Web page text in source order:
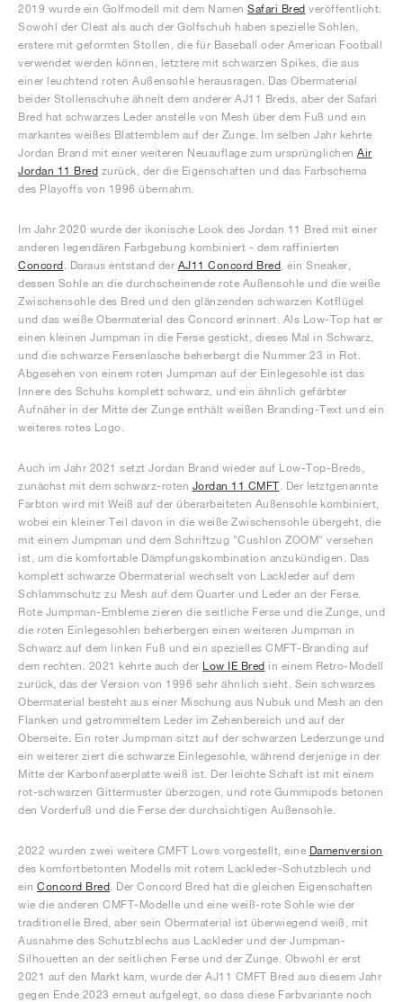
2019 wurde ein Golfmodell mit dem Namen Safari Bred veröffentlicht.
Sowohl der Cleat als auch der Golfschuh haben spezielle Sohlen,
erstere mit geformten Stollen, die für Baseball oder American Football
verwendet werden können, letztere mit schwarzen Spikes, die aus
einer leuchtend roten Außensohle herausragen. Das Obermaterial
beider Stollenschuhe ähnelt dem anderer AJ11 Breds, aber der Safari
Bred hat schwarzes Leder anstelle von Mesh über dem Fuß und ein
markantes weißes Blattemblem auf der Zunge. Im selben Jahr kehrte
Jordan Brand mit einer weiteren Neuauflage zum ursprünglichen Air
Jordan 11 Bred zurück, der die Eigenschaften und das Farbschema
des Playoffs von 1996 übernahm.
Im Jahr 2020 wurde der ikonische Look des Jordan 11 Bred mit einer
anderen legendären Farbgebung kombiniert - dem raffinierten
Concord. Daraus entstand der AJ11 Concord Bred, ein Sneaker,
dessen Sohle an die durchscheinende rote Außensohle und die weiße
Zwischensohle des Bred und den glänzenden schwarzen Kotflügel
und das weiße Obermaterial des Concord erinnert. Als Low-Top hat er
einen kleinen Jumpman in die Ferse gestickt, dieses Mal in Schwarz,
und die schwarze Fersenlasche beherbergt die Nummer 23 in Rot.
Abgesehen von einem roten Jumpman auf der Einlegesohle ist das
Innere des Schuhs komplett schwarz, und ein ähnlich gefärbter
Aufnäher in der Mitte der Zunge enthält weißen Branding-Text und ein
weiteres rotes Logo.
Auch im Jahr 2021 setzt Jordan Brand wieder auf Low-Top-Breds,
zunächst mit dem schwarz-roten Jordan 11 CMFT. Der letztgenannte
Farbton wird mit Weiß auf der überarbeiteten Außensohle kombiniert,
wobei ein kleiner Teil davon in die weiße Zwischensohle übergeht, die
mit einem Jumpman und dem Schriftzug "Cushlon ZOOM" versehen
ist, um die komfortable Dämpfungskombination anzukündigen. Das
komplett schwarze Obermaterial wechselt von Lackleder auf dem
Schlammschutz zu Mesh auf dem Quarter und Leder an der Ferse.
Rote Jumpman-Embleme zieren die seitliche Ferse und die Zunge, und
die roten Einlegesohlen beherbergen einen weiteren Jumpman in
Schwarz auf dem linken Fuß und ein spezielles CMFT-Branding auf
dem rechten. 2021 kehrte auch der Low IE Bred in einem Retro-Modell
zurück, das der Version von 1996 sehr ähnlich sieht. Sein schwarzes
Obermaterial besteht aus einer Mischung aus Nubuk und Mesh an den
Flanken und getrommeltem Leder im Zehenbereich und auf der
Oberseite. Ein roter Jumpman sitzt auf der schwarzen Lederzunge und
ein weiterer ziert die schwarze Einlegesohle, während derjenige in der
Mitte der Karbonfaserplatte weiß ist. Der leichte Schaft ist mit einem
rot-schwarzen Gittermuster überzogen, und rote Gummipods betonen
den Vorderfuß und die Ferse der durchsichtigen Außensohle.
2022 wurden zwei weitere CMFT Lows vorgestellt, eine Damenversion
des komfortbetonten Modells mit rotem Lackleder-Schutzblech und
ein Concord Bred. Der Concord Bred hat die gleichen Eigenschaften
wie die anderen CMFT-Modelle und eine weiß-rote Sohle wie der
traditionelle Bred, aber sein Obermaterial ist überwiegend weiß, mit
Ausnahme des Schutzblechs aus Lackleder und der Jumpman-
Silhouetten an der seitlichen Ferse und der Zunge. Obwohl er erst
2021 auf den Markt kam, wurde der AJ11 CMFT Bred aus diesem Jahr
gegen Ende 2023 erneut aufgelegt, so dass diese Farbvariante noch